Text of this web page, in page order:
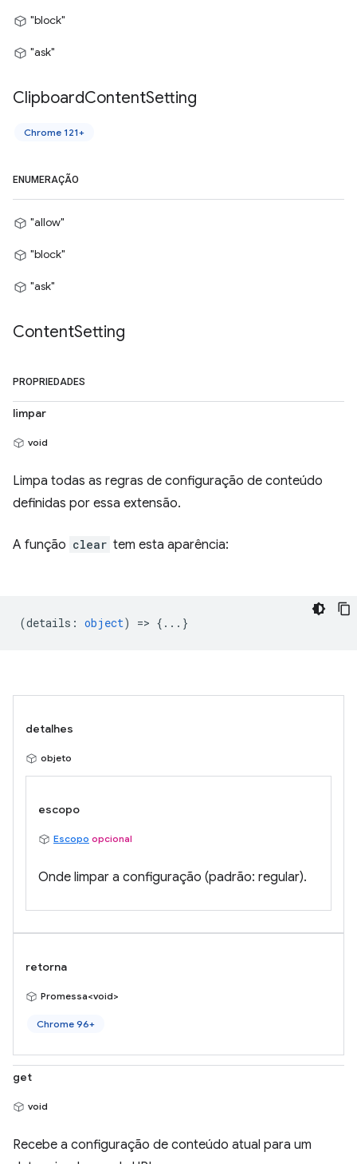
"block"
"ask"
ClipboardContentSetting
Chrome 121+
ENUMERAÇÃO
"allow"
"block"
"ask"
ContentSetting
PROPRIEDADES
limpar
void
Limpa todas as regras de configuração de conteúdo
definidas por essa extensão.
A função clear tem esta aparência:
(details : object) => {...}
detalhes
objeto
escopo
Escopo opcional
Onde limpar a configuração (padrão: regular).
retorna
Promessa<void>
Chrome 96+
get
void
Recebe a configuração de conteúdo atual para um